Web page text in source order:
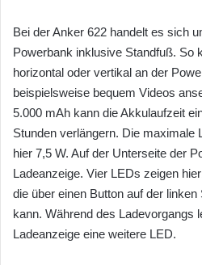
Bei der Anker 622 handelt es sich
Powerbank inklusive Standfuß. So
horizontal oder vertikal an der
beispielsweise bequem Videos
5.000 mAh kann die Akkulaufzeit
Stunden verlängern. Die maximale
hier 7,5 W. Auf der Unterseite der
Ladeanzeige. Vier LEDs zeigen
die über einen Button auf der
kann. Während des Ladevorgangs
Ladeanzeige eine weitere LED.